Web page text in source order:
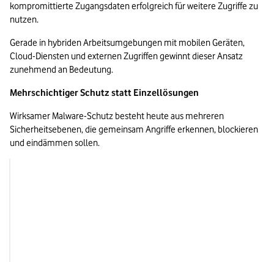
kompromittierte Zugangsdaten erfolgreich für weitere Zugriffe zu
nutzen.
Gerade in hybriden Arbeitsumgebungen mit mobilen Geräten,
Cloud-Diensten und externen Zugriffen gewinnt dieser Ansatz
zunehmend an Bedeutung.
Mehrschichtiger Schutz statt Einzellösungen
Wirksamer Malware-Schutz besteht heute aus mehreren
Sicherheitsebenen, die gemeinsam Angriffe erkennen, blockieren
und eindämmen sollen.